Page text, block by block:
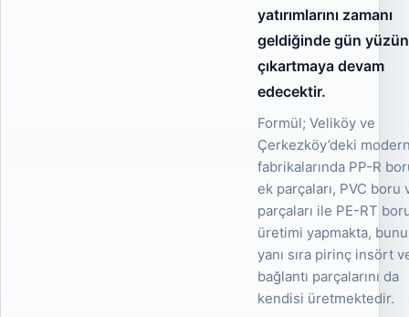
yatırımlarını zamanı
geldiğinde gün
çıkartmaya devam
edecektir.
Formül; Veliköy ve
Çerkezköy’deki
fabrikalarında PP-R
ek parçaları, PVC boru
parçaları ile PE-RT
üretimi yapmakta,
yanı sıra pirinç insört
bağlantı parçalarını da
kendisi üretmektedir.